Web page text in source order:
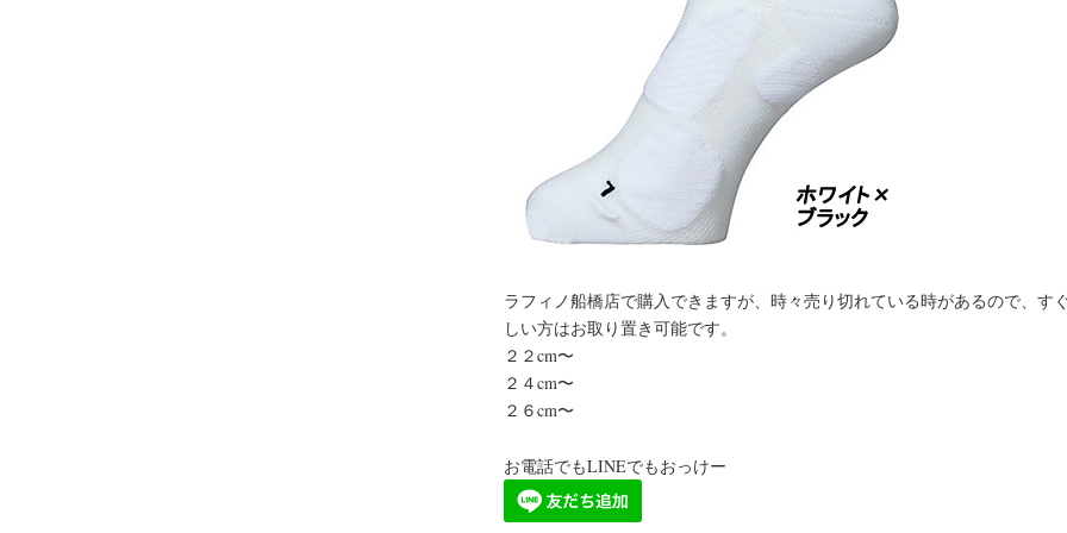
ラフィノ船橋店で購入できますが、時々売り切れている時があるので、す
しい方はお取り置き可能です。
２２cm〜
２４cm〜
２６cm〜
お電話でもLINEでもおっけー